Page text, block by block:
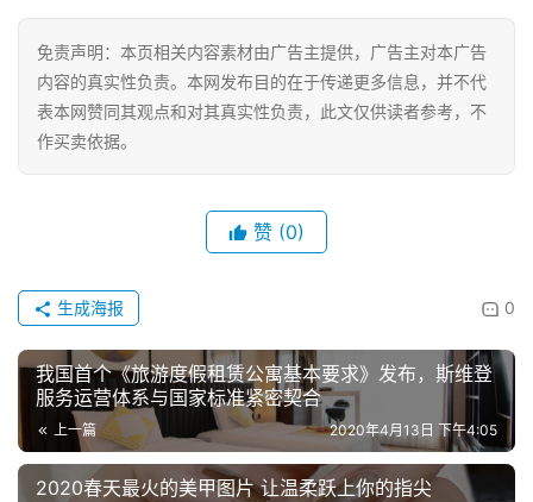
免责声明：本页相关内容素材由广告主提供，广告主对本广告
内容的真实性负责。本网发布目的在于传递更多信息，并不代
表本网赞同其观点和对其真实性负责，此文仅供读者参考，不
作买卖依据。
赞 (0)
0
生成海报
我国首个《旅游度假租赁公寓基本要求》发布，斯维登
服务运营体系与国家标准紧密契合
上一篇 2020年4月13日 下午4:05
2020春天最火的美甲图片 让温柔跃上你的指尖